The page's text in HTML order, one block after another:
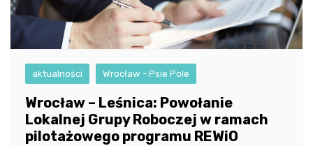
aktualności Wrocław - Psie Pole
Wrocław – Leśnica: Powołanie
Lokalnej Grupy Roboczej w ramach
pilotażowego programu REWiO